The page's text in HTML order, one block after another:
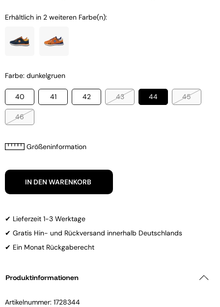
Erhältlich in 2 weiteren Farbe(n):
Farbe: dunkelgruen
40 41 42 43 44 45
46
Größeninformation
IN DEN WARENKORB
✔ Lieferzeit 1-3 Werktage
✔ Gratis Hin- und Rückversand innerhalb Deutschlands
✔ Ein Monat Rückgaberecht
Produktinformationen
Artikelnummer: 1728344